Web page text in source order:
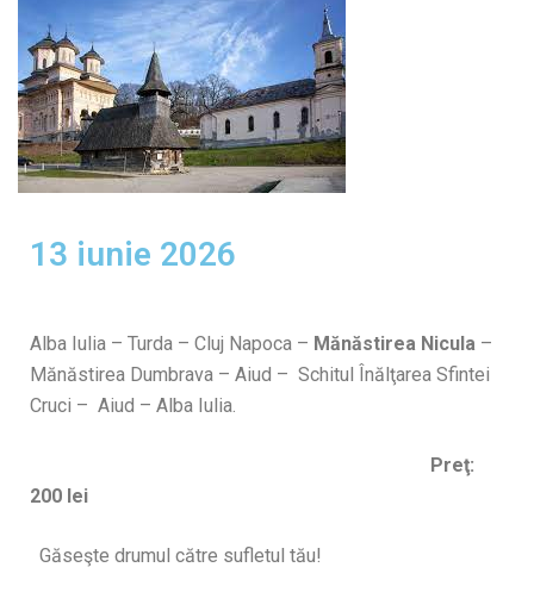
13 iunie 2026
Alba Iulia – Turda – Cluj Napoca – Mănăstirea Nicula –
Mănăstirea Dumbrava – Aiud – Schitul Înălţarea Sfintei
Cruci – Aiud – Alba Iulia.
Preţ:
200 lei
Găseşte drumul către sufletul tău!